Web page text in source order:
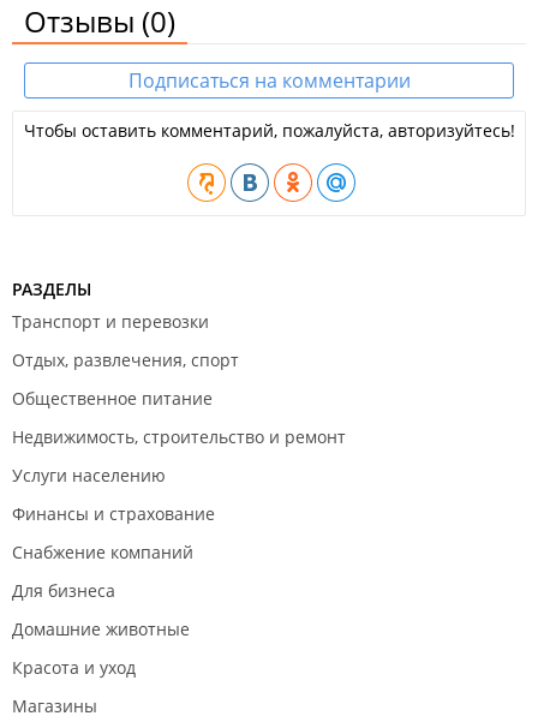
Отзывы (0)
Подписаться на комментарии
Чтобы оставить комментарий, пожалуйста, авторизуйтесь!
РАЗДЕЛЫ
Транспорт и перевозки
Отдых, развлечения, спорт
Общественное питание
Недвижимость, строительство и ремонт
Услуги населению
Финансы и страхование
Снабжение компаний
Для бизнеса
Домашние животные
Красота и уход
Магазины